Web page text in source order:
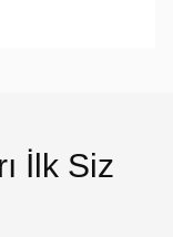
İlk Siz